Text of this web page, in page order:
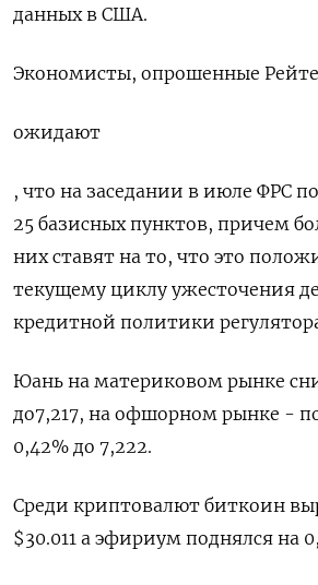
данных в США.
Экономисты, опрошенные
ожидают
, что на заседании в июле ФРС
25 базисных пунктов, причем
них ставят на то, что это
текущему циклу ужесточения
кредитной политики
Юань на материковом рынке
до​ 7,217​, на офшорном рынке -
0,42% до 7,222.
Среди криптовалют биткоин
$30.011 а эфириум поднялся на